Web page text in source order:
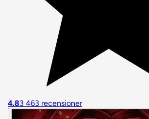
4.83 463 recensioner